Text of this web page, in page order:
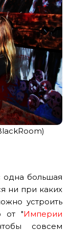
одна большая
ни при каких
устроить
от "Империи
совсем